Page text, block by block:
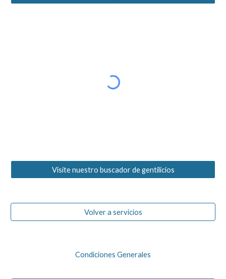
Visite nuestro buscador de gentilicios
Volver a servicios
Condiciones Generales